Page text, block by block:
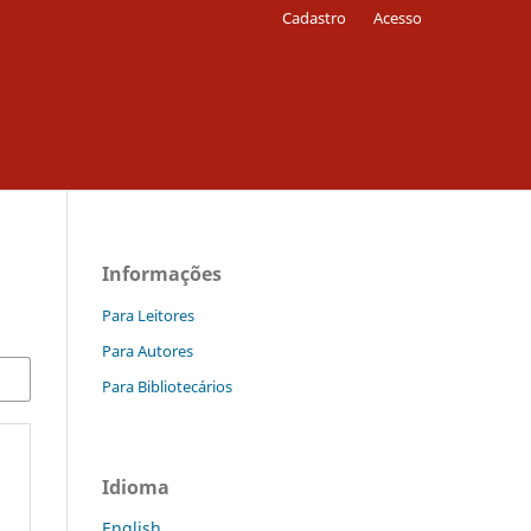
Cadastro Acesso
Informações
Para Leitores
Para Autores
Para Bibliotecários
Idioma